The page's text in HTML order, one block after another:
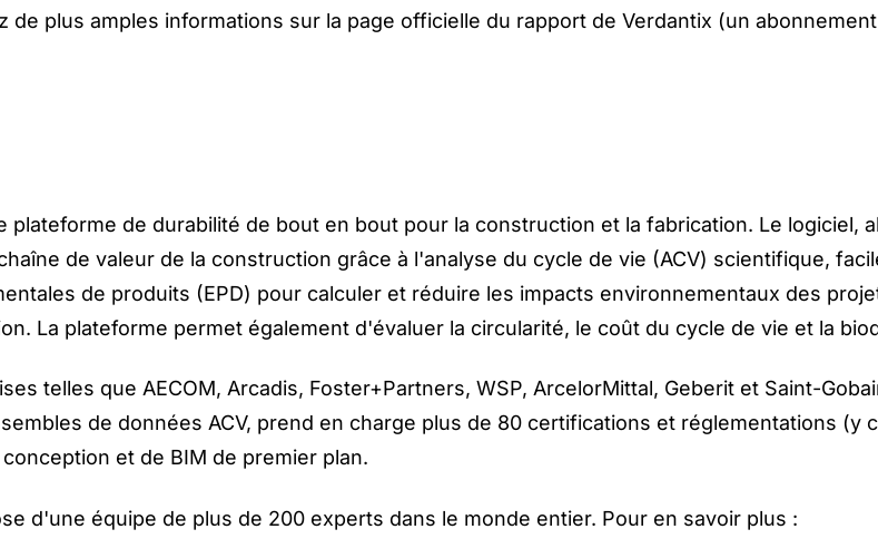
plus amples informations sur la page officielle du rapport de Verdantix (un
plateforme de durabilité de bout en bout pour la construction et la fabrication. Le logiciel,
de valeur de la construction grâce à l'analyse du cycle de vie (ACV) scientifique,
de produits (EPD) pour calculer et réduire les impacts environnementaux des
La plateforme permet également d'évaluer la circularité, le coût du cycle de vie et la
telles que AECOM, Arcadis, Foster+Partners, WSP, ArcelorMittal, Geberit et Saint-
de données ACV, prend en charge plus de 80 certifications et réglementations (y
et de BIM de premier plan.
d'une équipe de plus de 200 experts dans le monde entier. Pour en savoir plus :